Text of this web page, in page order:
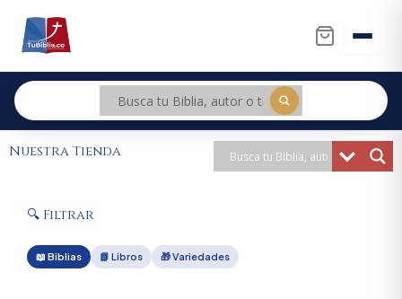
contenido
Nuestra Tienda
🔍 Filtrar
📖 Biblias 📗 Libros 🎁 Variedades